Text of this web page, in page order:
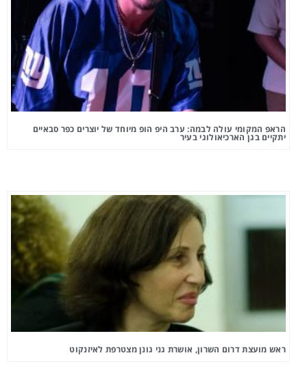
הראפ המקומי עולה לבמה: ערב היפ הופ מיוחד של יוצרים כפר סבאיים
יתקיים בגן הארכיאולוגי בעיר
ראש מועצת דרום השרון, אושרת גני גונן מצטרפת לאיזנקוט